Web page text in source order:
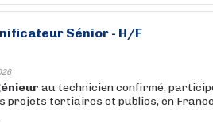
Sénior - H/F
au technicien confirmé,
projets tertiaires et publics, en